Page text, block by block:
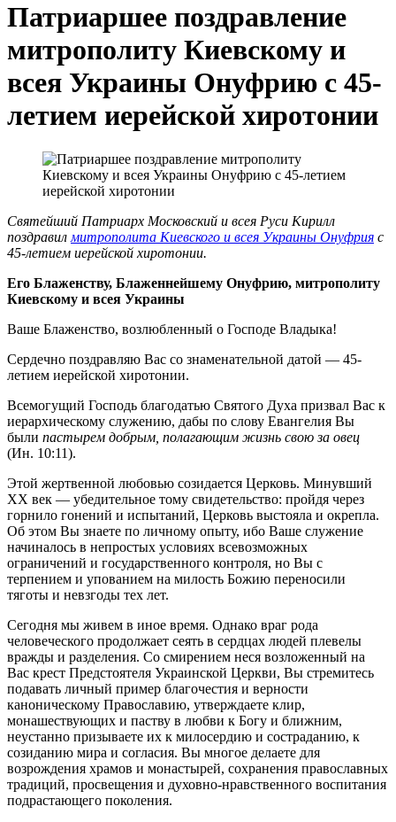
Патриаршее поздравление
митрополиту Киевскому и
всея Украины Онуфрию с 45-
летием иерейской хиротонии
Святейший Патриарх Московский и всея Руси Кирилл
поздравил митрополита Киевского и всея Украины Онуфрия с
45-летием иерейской хиротонии.
Его Блаженству, Блаженнейшему Онуфрию, митрополиту
Киевскому и всея Украины
Ваше Блаженство, возлюбленный о Господе Владыка!
Сердечно поздравляю Вас со знаменательной датой — 45-
летием иерейской хиротонии.
Всемогущий Господь благодатью Святого Духа призвал Вас к
иерархическому служению, дабы по слову Евангелия Вы
были пастырем добрым, полагающим жизнь свою за овец
(Ин. 10:11).
Этой жертвенной любовью созидается Церковь. Минувший
XX век — убедительное тому свидетельство: пройдя через
горнило гонений и испытаний, Церковь выстояла и окрепла.
Об этом Вы знаете по личному опыту, ибо Ваше служение
начиналось в непростых условиях всевозможных
ограничений и государственного контроля, но Вы с
терпением и упованием на милость Божию переносили
тяготы и невзгоды тех лет.
Сегодня мы живем в иное время. Однако враг рода
человеческого продолжает сеять в сердцах людей плевелы
вражды и разделения. Со смирением неся возложенный на
Вас крест Предстоятеля Украинской Церкви, Вы стремитесь
подавать личный пример благочестия и верности
каноническому Православию, утверждаете клир,
монашествующих и паству в любви к Богу и ближним,
неустанно призываете их к милосердию и состраданию, к
созиданию мира и согласия. Вы многое делаете для
возрождения храмов и монастырей, сохранения православных
традиций, просвещения и духовно-нравственного воспитания
подрастающего поколения.